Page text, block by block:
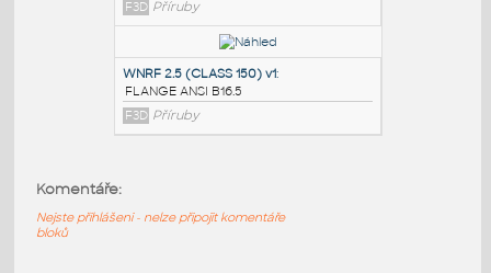
WNRF 5 (CLASS 150) v1
FLANGE ANSI B16.5
F3D Příruby
Příruby
Komentáře:
Nejste přihlášeni - nelze připojit komentáře
bloků